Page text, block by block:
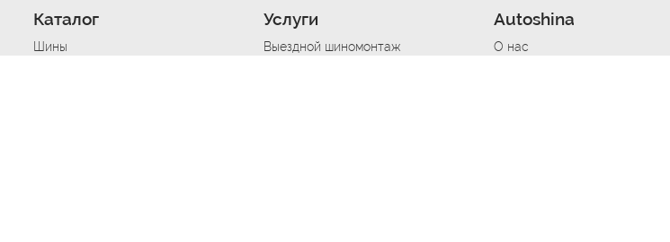
Каталог
Шины
Услуги
Выездной шиномонтаж
Autoshina
О нас